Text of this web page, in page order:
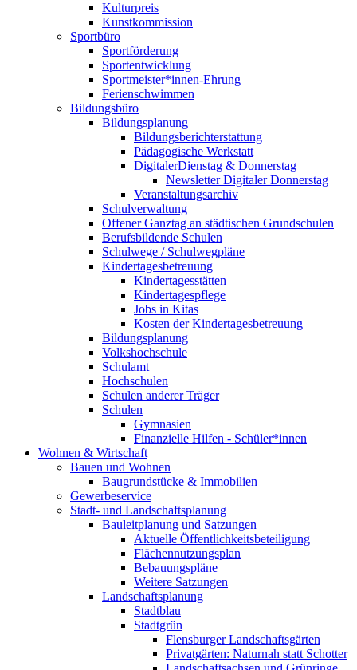
Kulturpreis
Kunstkommission
Sportbüro
Sportförderung
Sportentwicklung
Sportmeister*innen-Ehrung
Ferienschwimmen
Bildungsbüro
Bildungsplanung
Bildungsberichterstattung
Pädagogische Werkstatt
DigitalerDienstag & Donnerstag
Newsletter Digitaler Donnerstag
Veranstaltungsarchiv
Schulverwaltung
Offener Ganztag an städtischen Grundschulen
Berufsbildende Schulen
Schulwege / Schulwegpläne
Kindertagesbetreuung
Kindertagesstätten
Kindertagespflege
Jobs in Kitas
Kosten der Kindertagesbetreuung
Bildungsplanung
Volkshochschule
Schulamt
Hochschulen
Schulen anderer Träger
Schulen
Gymnasien
Finanzielle Hilfen - Schüler*innen
Wohnen & Wirtschaft
Bauen und Wohnen
Baugrundstücke & Immobilien
Gewerbeservice
Stadt- und Landschaftsplanung
Bauleitplanung und Satzungen
Aktuelle Öffentlichkeitsbeteiligung
Flächennutzungsplan
Bebauungspläne
Weitere Satzungen
Landschaftsplanung
Stadtblau
Stadtgrün
Flensburger Landschaftsgärten
Privatgärten: Naturnah statt Schotter